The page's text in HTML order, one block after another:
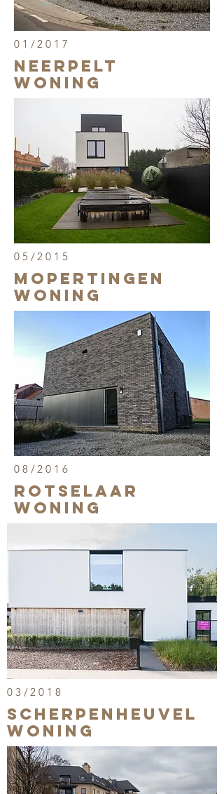
01/2017
neerpelt
woning
05/2015
mopertingen
woning
08/2016
rotselaar
woning
03/2018
scherpenheuvel
woning